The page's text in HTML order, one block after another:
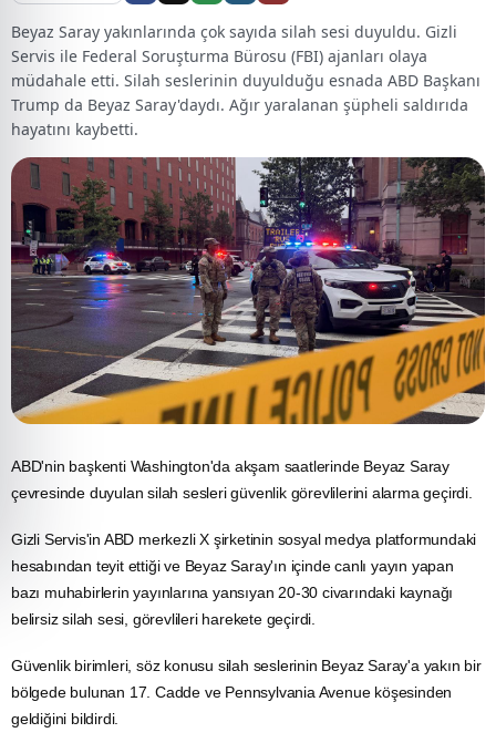
Beyaz Saray yakınlarında çok sayıda silah sesi duyuldu. Gizli
Servis ile Federal Soruşturma Bürosu (FBI) ajanları olaya
müdahale etti. Silah seslerinin duyulduğu esnada ABD Başkanı
Trump da Beyaz Saray'daydı. Ağır yaralanan şüpheli saldırıda
hayatını kaybetti.
ABD'nin başkenti Washington'da akşam saatlerinde Beyaz Saray
çevresinde duyulan silah sesleri güvenlik görevlilerini alarma geçirdi.
Gizli Servis'in ABD merkezli X şirketinin sosyal medya platformundaki
hesabından teyit ettiği ve Beyaz Saray'ın içinde canlı yayın yapan
bazı muhabirlerin yayınlarına yansıyan 20-30 civarındaki kaynağı
belirsiz silah sesi, görevlileri harekete geçirdi.
Güvenlik birimleri, söz konusu silah seslerinin Beyaz Saray'a yakın bir
bölgede bulunan 17. Cadde ve Pennsylvania Avenue köşesinden
geldiğini bildirdi.